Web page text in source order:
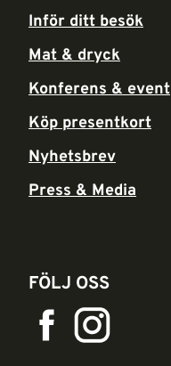
Inför ditt besök
Mat & dryck
Konferens & event
Köp presentkort
Nyhetsbrev
Press & Media
FÖLJ OSS